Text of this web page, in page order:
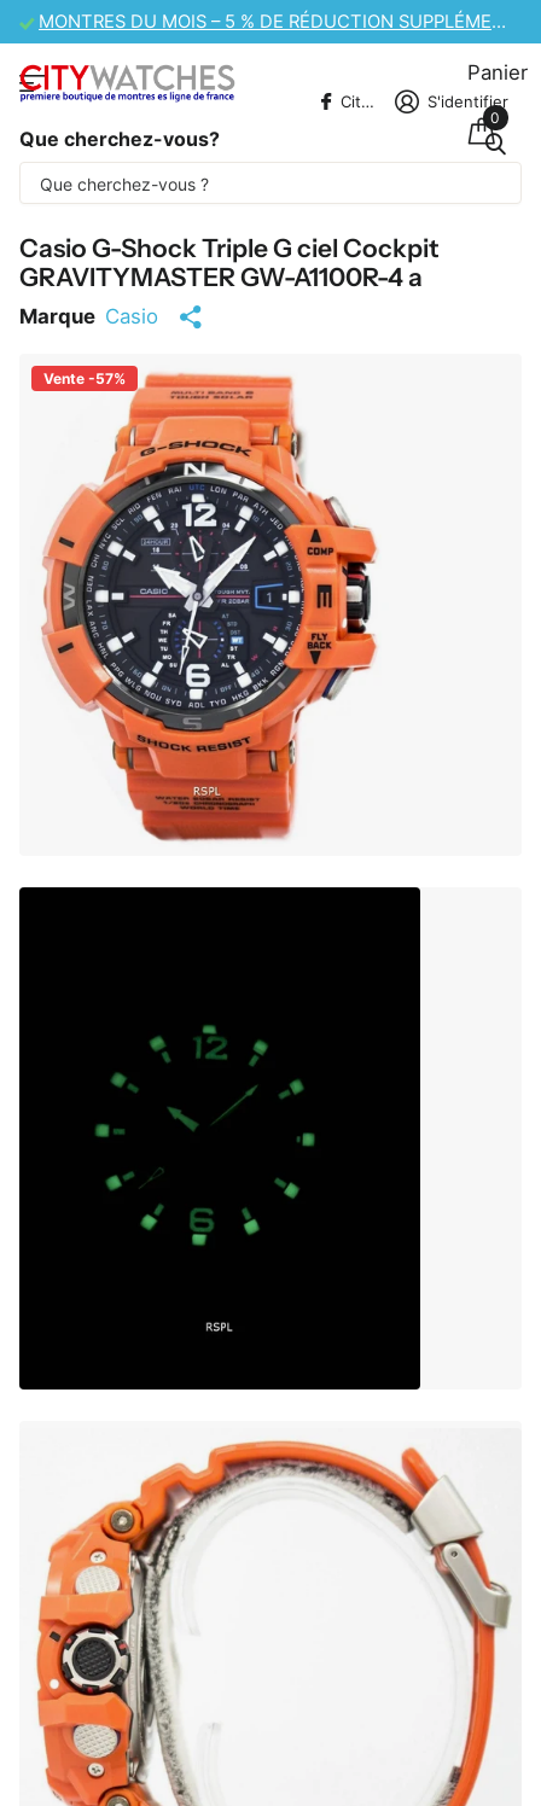
VENTE DE MONTRES CASIO – 10 % DE RÉDUCTION SUPPLÉMENTAIRE
Que cherchez-vous?
CitywatchesFR S'identifier
Panier
0
Une partie du contenu est traduite
automatiquement.
Casio G-Shock Triple G ciel Cockpit
GRAVITYMASTER GW-A1100R-4 a
Marque Casio
Vente -57%